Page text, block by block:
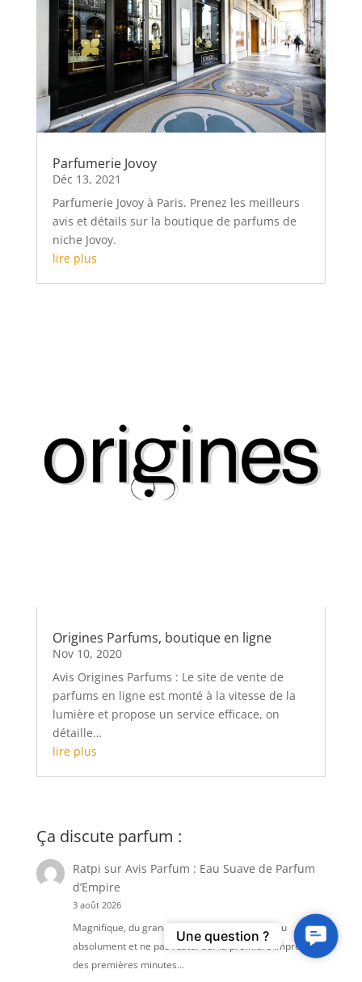
Parfumerie Jovoy
Déc 13, 2021
Parfumerie Jovoy à Paris. Prenez les meilleurs
avis et détails sur la boutique de parfums de
niche Jovoy.
lire plus
Origines Parfums, boutique en ligne
Nov 10, 2020
Avis Origines Parfums : Le site de vente de
parfums en ligne est monté à la vitesse de la
lumière et propose un service efficace, on
détaille…
lire plus
Ça discute parfum :
Ratpi surAvis Parfum : Eau Suave de Parfum
d’Empire
3 août 2026
Magnifique, du grand parfum. A tester sur peau
absolument et ne pas rester sur la première impression
des premières minutes…
Contact
Us
Une question ?